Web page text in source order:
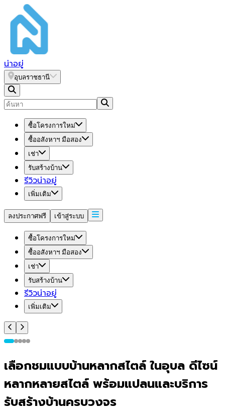
น่าอยู่
อุบลราชธานี
ซื้อโครงการใหม่
ซื้ออสังหาฯ มือสอง
เช่า
รับสร้างบ้าน
รีวิวน่าอยู่
เพิ่มเติม
ลงประกาศฟรี เข้าสู่ระบบ
ซื้อโครงการใหม่
ซื้ออสังหาฯ มือสอง
เช่า
รับสร้างบ้าน
รีวิวน่าอยู่
เพิ่มเติม
เลือกชมแบบบ้านหลากสไตล์ ในอุบล ดีไซน์
หลากหลายสไตล์ พร้อมแปลนและบริการ
รับสร้างบ้านครบวงจร